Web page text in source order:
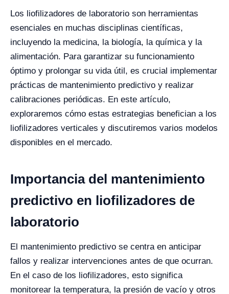
Los liofilizadores de laboratorio son herramientas
esenciales en muchas disciplinas científicas,
incluyendo la medicina, la biología, la química y la
alimentación. Para garantizar su funcionamiento
óptimo y prolongar su vida útil, es crucial implementar
prácticas de mantenimiento predictivo y realizar
calibraciones periódicas. En este artículo,
exploraremos cómo estas estrategias benefician a los
liofilizadores verticales y discutiremos varios modelos
disponibles en el mercado.
Importancia del mantenimiento
predictivo en liofilizadores de
laboratorio
El mantenimiento predictivo se centra en anticipar
fallos y realizar intervenciones antes de que ocurran.
En el caso de los liofilizadores, esto significa
monitorear la temperatura, la presión de vacío y otros